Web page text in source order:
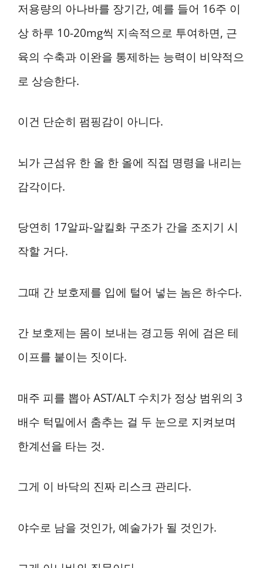
저용량의 아나바를 장기간, 예를 들어 16주 이
상 하루 10-20mg씩 지속적으로 투여하면, 근
육의 수축과 이완을 통제하는 능력이 비약적으
로 상승한다.
이건 단순히 펌핑감이 아니다.
뇌가 근섬유 한 올 한 올에 직접 명령을 내리는
감각이다.
당연히 17알파-알킬화 구조가 간을 조지기 시
작할 거다.
그때 간 보호제를 입에 털어 넣는 놈은 하수다.
간 보호제는 몸이 보내는 경고등 위에 검은 테
이프를 붙이는 짓이다.
매주 피를 뽑아 AST/ALT 수치가 정상 범위의 3
배수 턱밑에서 춤추는 걸 두 눈으로 지켜보며
한계선을 타는 것.
그게 이 바닥의 진짜 리스크 관리다.
야수로 남을 것인가, 예술가가 될 것인가.